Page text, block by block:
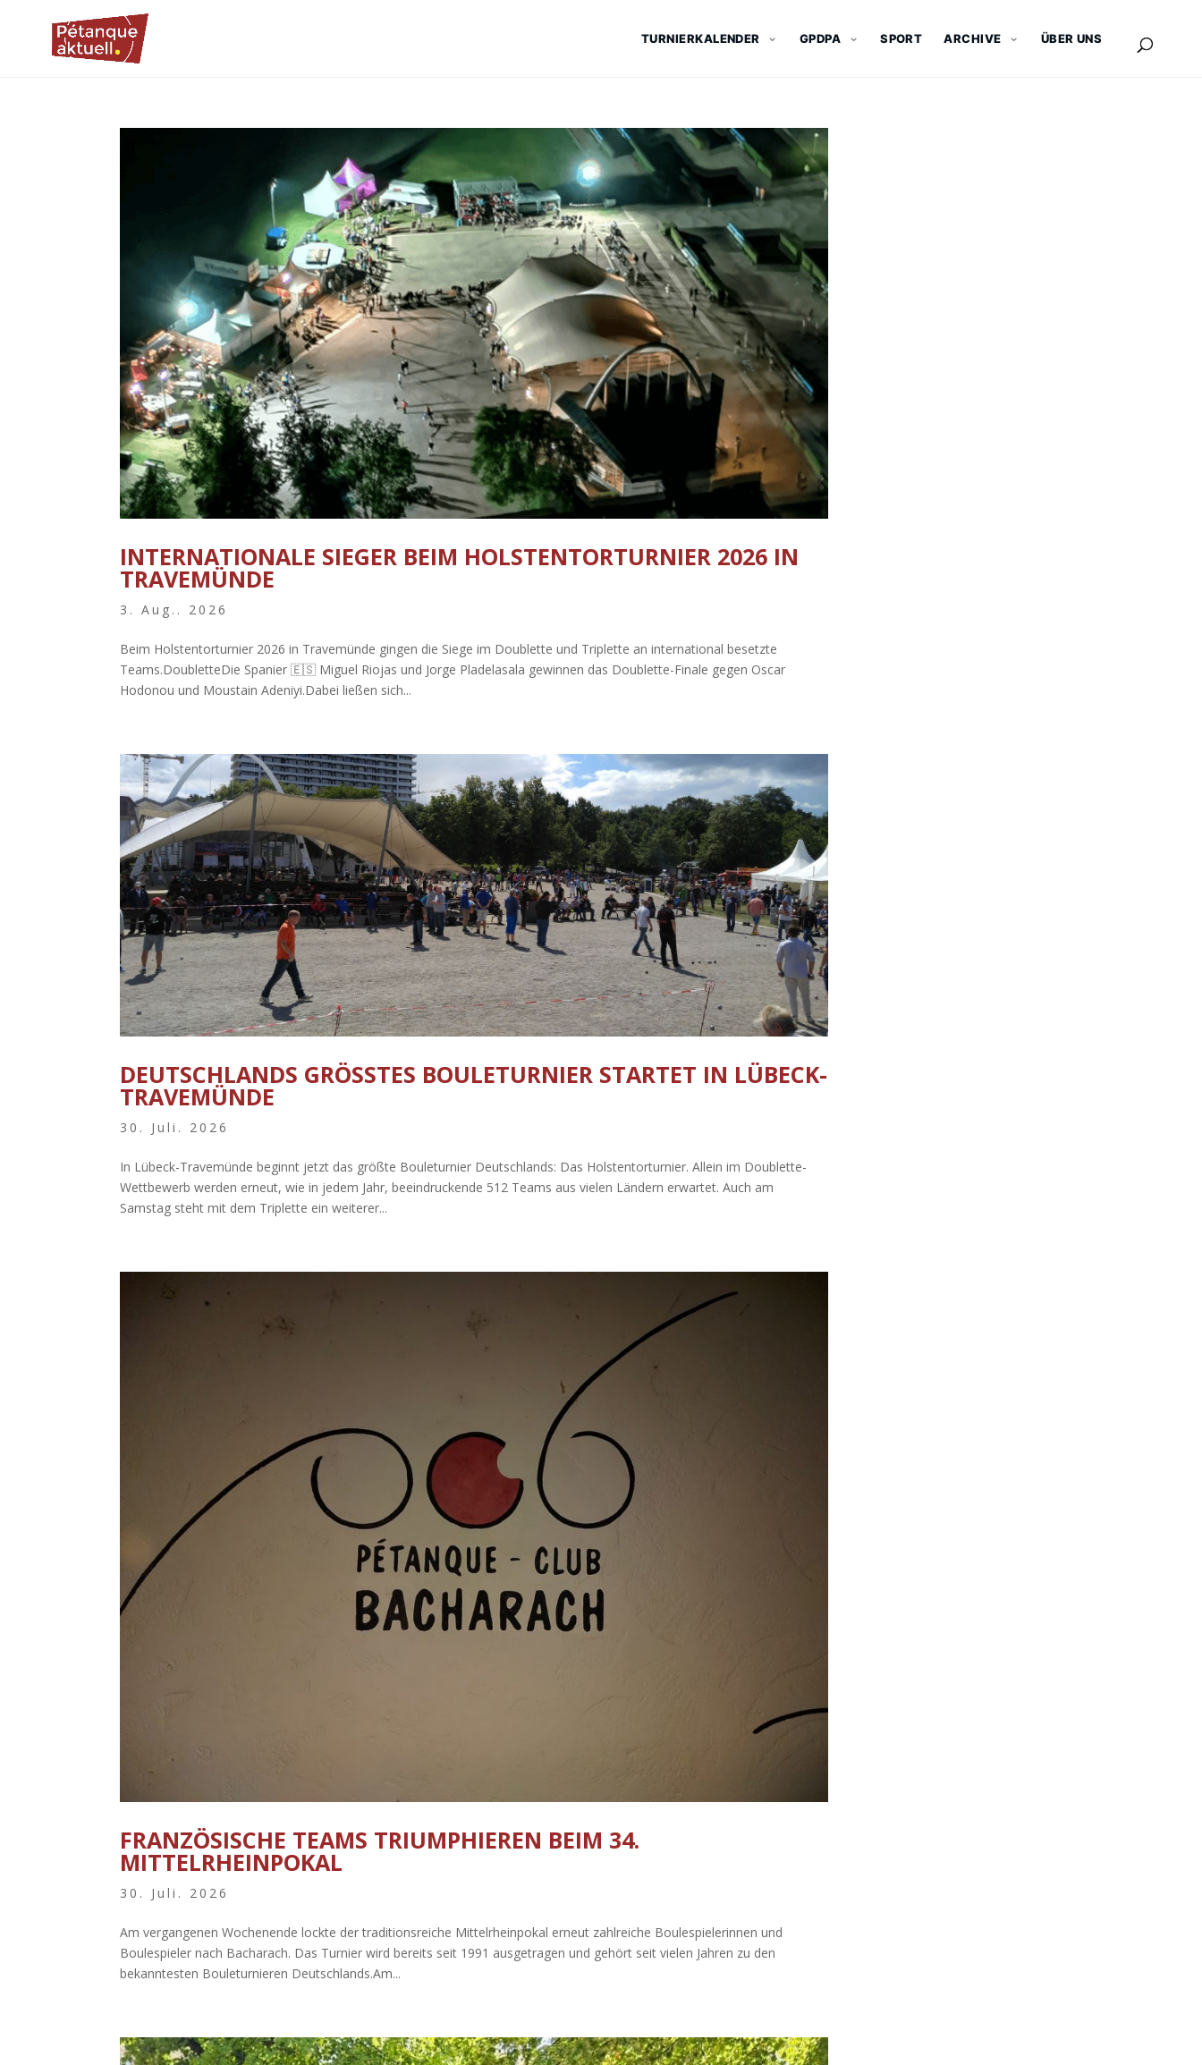
TURNIERKALENDER GPDPA SPORT ARCHIVE ÜBER UNS
INTERNATIONALE SIEGER BEIM HOLSTENTORTURNIER 2026 IN
TRAVEMÜNDE
3. Aug.. 2026
Beim Holstentorturnier 2026 in Travemünde gingen die Siege im Doublette und Triplette an international besetzte
Teams.DoubletteDie Spanier 🇪🇸 Miguel Riojas und Jorge Pladelasala gewinnen das Doublette-Finale gegen Oscar
Hodonou und Moustain Adeniyi.Dabei ließen sich...
DEUTSCHLANDS GRÖSSTES BOULETURNIER STARTET IN LÜBECK-T
RAVEMÜNDE
30. Juli. 2026
In Lübeck-Travemünde beginnt jetzt das größte Bouleturnier Deutschlands: Das Holstentorturnier. Allein im Doublette-
Wettbewerb werden erneut, wie in jedem Jahr, beeindruckende 512 Teams aus vielen Ländern erwartet. Auch am
Samstag steht mit dem Triplette ein weiterer...
FRANZÖSISCHE TEAMS TRIUMPHIEREN BEIM 34.
MITTELRHEINPOKAL
30. Juli. 2026
Am vergangenen Wochenende lockte der traditionsreiche Mittelrheinpokal erneut zahlreiche Boulespielerinnen und
Boulespieler nach Bacharach. Das Turnier wird bereits seit 1991 ausgetragen und gehört seit vielen Jahren zu den
bekanntesten Bouleturnieren Deutschlands.Am...